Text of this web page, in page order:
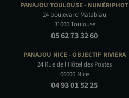
PANAJOU TOULOUSE - NUMÉRIPHOT
24 boulevard Matabiau
31000 Toulouse
05 62 73 32 60
PANAJOU NICE -OBJECTIF RIVIERA
24 Rue de l'Hôtel des Postes
06000 Nice
04 93 01 52 25